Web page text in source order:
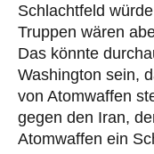
Schlachtfeld
Truppen wären
Das könnte
Washington sein,
von Atomwaffen
gegen den Iran,
Atomwaffen ein